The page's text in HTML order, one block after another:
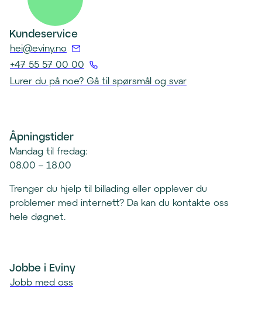
Kundeservice
hei@eviny.no(
Å
n
o
t
k
t
)
+47 55 57 00 00
(
e
r
t
e
f
k
i
Lurer du på noe? Gå til spørsmål og svar
Åpningstider
Mandag til fredag:
08.00 – 18.00
Trenger du hjelp til billading eller opplever du
problemer med internett? Da kan du kontakte oss
hele døgnet.
Jobbe i Eviny
Jobb med oss